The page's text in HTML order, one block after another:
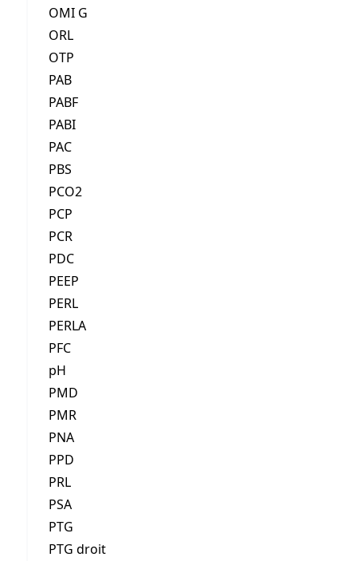
OMI G
ORL
OTP
PAB
PABF
PABI
PAC
PBS
PCO2
PCP
PCR
PDC
PEEP
PERL
PERLA
PFC
pH
PMD
PMR
PNA
PPD
PRL
PSA
PTG
PTG droit